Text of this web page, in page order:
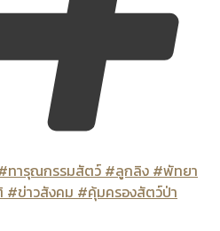
ทารุณกรรมสัตว์ #ลูกลิง #พัทยา
#ข่าวสังคม #คุ้มครองสัตว์ป่า